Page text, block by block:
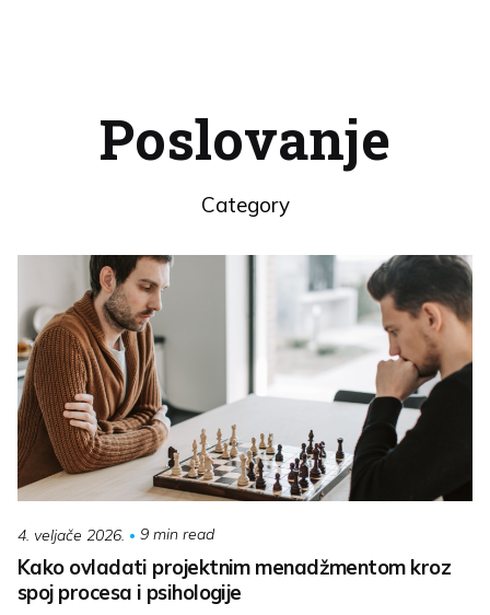
Poslovanje
Category
4. veljače 2026. 9 min read
Kako ovladati projektnim menadžmentom kroz
spoj procesa i psihologije